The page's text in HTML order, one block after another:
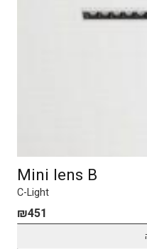
Mini lens B
C-Light
₪451